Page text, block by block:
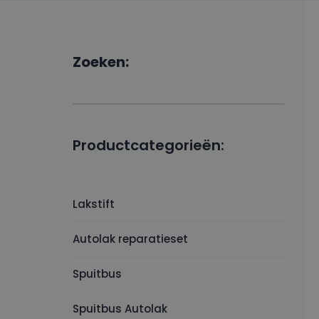
Zoeken:
Productcategorieën:
Lakstift
Autolak reparatieset
Spuitbus
Spuitbus Autolak